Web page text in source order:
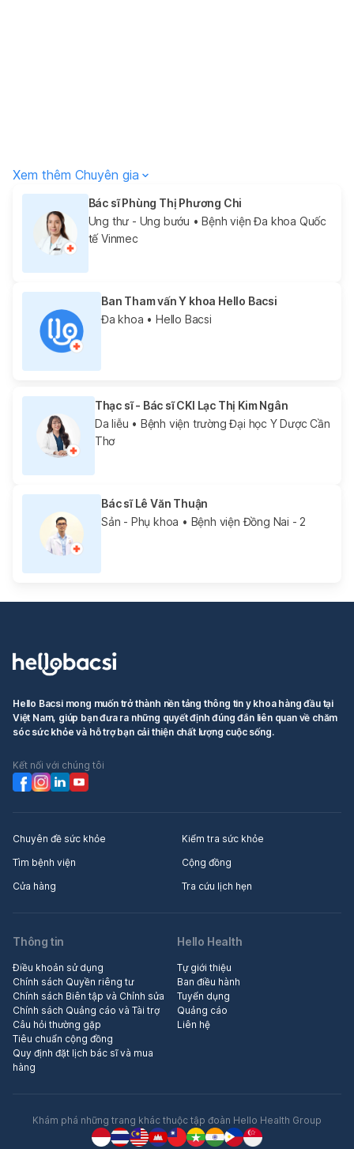
Xem thêm Chuyên gia
Bác sĩ Phùng Thị Phương Chi
Ung thư - Ung bướu • Bệnh viện Đa khoa Quốc
tế Vinmec
Ban Tham vấn Y khoa Hello Bacsi
Đa khoa • Hello Bacsi
Thạc sĩ - Bác sĩ CKI Lạc Thị Kim Ngân
Da liễu • Bệnh viện trường Đại học Y Dược Cần
Thơ
Bác sĩ Lê Văn Thuận
Sản - Phụ khoa • Bệnh viện Đồng Nai - 2
Hello Bacsi mong muốn trở thành nền tảng thông tin y khoa hàng đầu tại
Việt Nam, giúp bạn đưa ra những quyết định đúng đắn liên quan về chăm
sóc sức khỏe và hỗ trợ bạn cải thiện chất lượng cuộc sống.
Kết nối với chúng tôi
Chuyên đề sức khỏe
Kiểm tra sức khỏe
Tìm bệnh viện
Cộng đồng
Cửa hàng
Tra cứu lịch hẹn
Thông tin
Điều khoản sử dụng
Chính sách Quyền riêng tư
Chính sách Biên tập và Chỉnh sửa
Chính sách Quảng cáo và Tài trợ
Câu hỏi thường gặp
Tiêu chuẩn cộng đồng
Quy định đặt lịch bác sĩ và mua
hàng
Hello Health
Tự giới thiệu
Ban điều hành
Tuyển dụng
Quảng cáo
Liên hệ
Khám phá những trang khác thuộc tập đoàn Hello Health Group